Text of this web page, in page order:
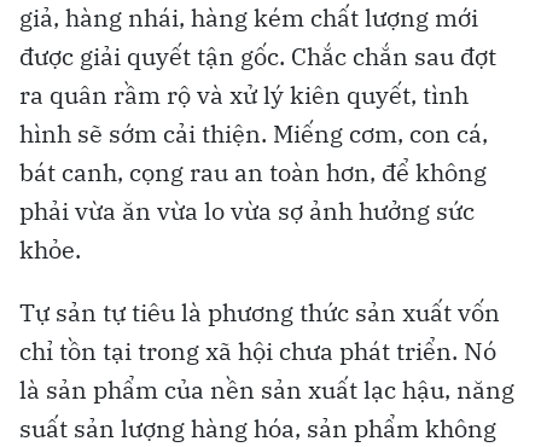
giả, hàng nhái, hàng kém chất lượng mới
được giải quyết tận gốc. Chắc chắn sau đợt
ra quân rầm rộ và xử lý kiên quyết, tình
hình sẽ sớm cải thiện. Miếng cơm, con cá,
bát canh, cọng rau an toàn hơn, để không
phải vừa ăn vừa lo vừa sợ ảnh hưởng sức
khỏe.
Tự sản tự tiêu là phương thức sản xuất vốn
chỉ tồn tại trong xã hội chưa phát triển. Nó
là sản phẩm của nền sản xuất lạc hậu, năng
suất sản lượng hàng hóa, sản phẩm không